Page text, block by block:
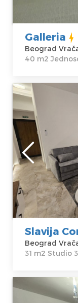
Galleria
Beograd
40 m2
Studio
Vračar.
stambene
je za udoban
Beograd
Lokacija:
Beograd
Adresa:
Deligradska 4
Cena50 €
Slavija
Beograd
31 m2 Studio
Dvosoban
Vracar.